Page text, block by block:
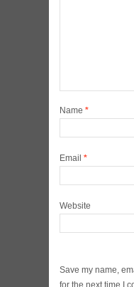
Name *
Email *
Website
Save my name,